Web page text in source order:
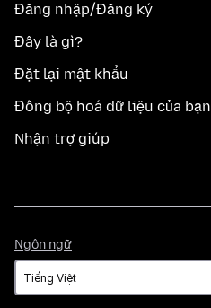
Đăng nhập/Đăng ký
Đây là gì?
Đặt lại mật khẩu
Đồng bộ hoá dữ liệu của bạn
Nhận trợ giúp
Ngôn ngữ
ngữ